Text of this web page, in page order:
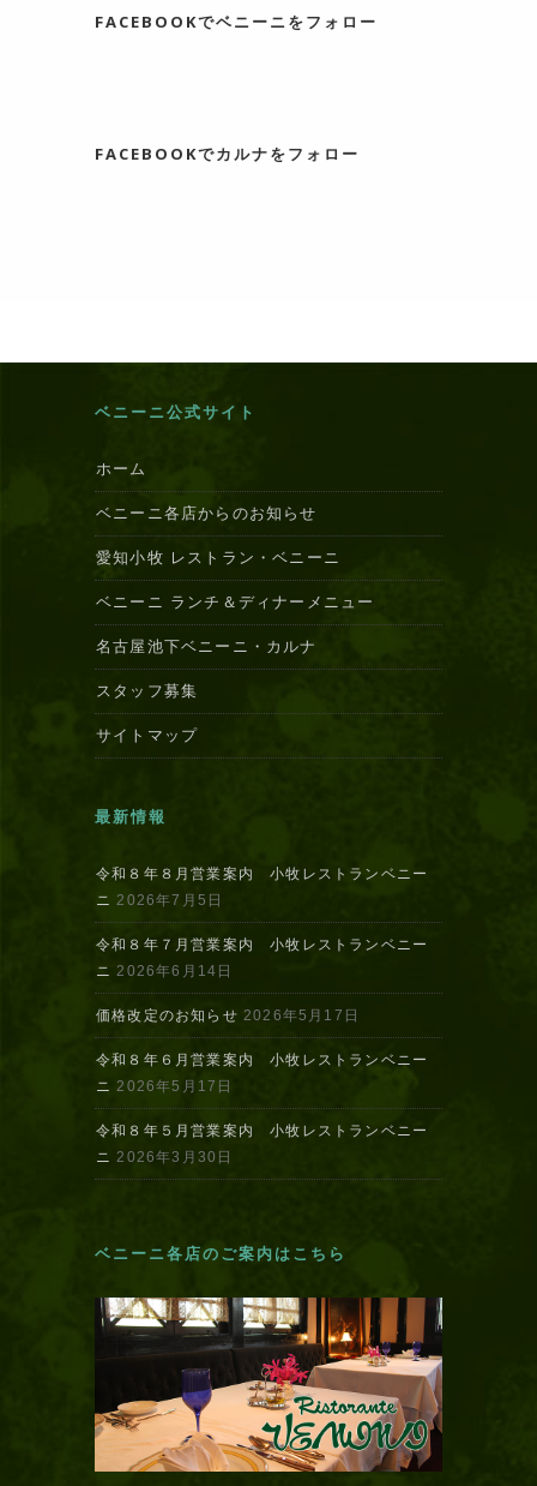
FACEBOOKでベニーニをフォロー
FACEBOOKでカルナをフォロー
ベニーニ公式サイト
ホーム
ベニーニ各店からのお知らせ
愛知小牧 レストラン・ベニーニ
ベニーニ ランチ＆ディナーメニュー
名古屋池下ベニーニ・カルナ
スタッフ募集
サイトマップ
最新情報
令和８年８月営業案内 小牧レストランベニー
ニ 2026年7月5日
令和８年７月営業案内 小牧レストランベニー
ニ 2026年6月14日
価格改定のお知らせ 2026年5月17日
令和８年６月営業案内 小牧レストランベニー
ニ 2026年5月17日
令和８年５月営業案内 小牧レストランベニー
ニ 2026年3月30日
ベニーニ各店のご案内はこちら